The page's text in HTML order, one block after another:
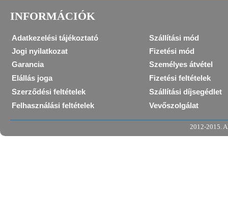
INFORMÁCIÓK
Adatkezelési tájékoztató
Szállítási mód
Jogi nyilatkozat
Fizetési mód
Garancia
Személyes átvétel
Elállás joga
Fizetési feltételek
Szerződési feltételek
Szállítási díjsegédlet
Felhasználási feltételek
Vevőszolgálat
2012-2015.